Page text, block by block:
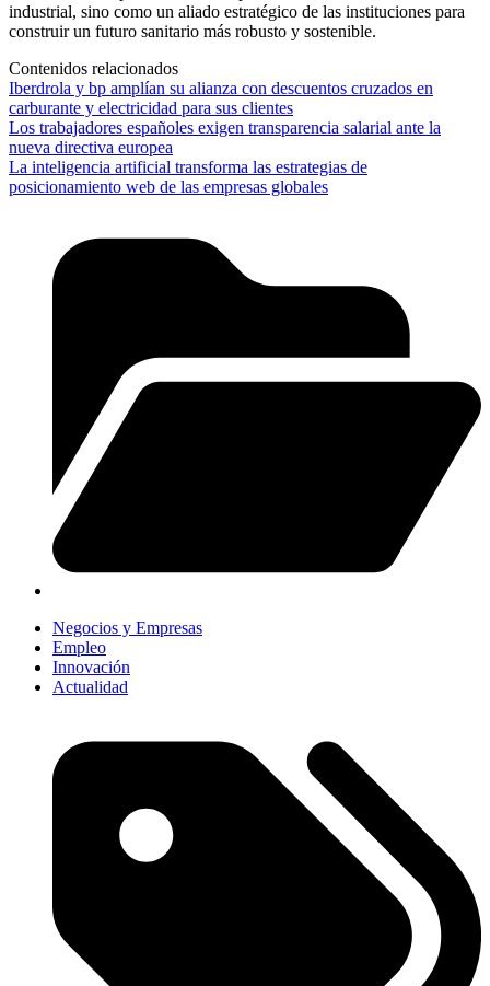
industrial, sino como un aliado estratégico de las instituciones para
construir un futuro sanitario más robusto y sostenible.
Contenidos relacionados
Iberdrola y bp amplían su alianza con descuentos cruzados en
carburante y electricidad para sus clientes
Los trabajadores españoles exigen transparencia salarial ante la
nueva directiva europea
La inteligencia artificial transforma las estrategias de
posicionamiento web de las empresas globales
Negocios y Empresas
Empleo
Innovación
Actualidad